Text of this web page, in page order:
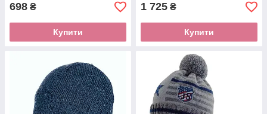
698 ₴
Купити
1 725 ₴
Купити